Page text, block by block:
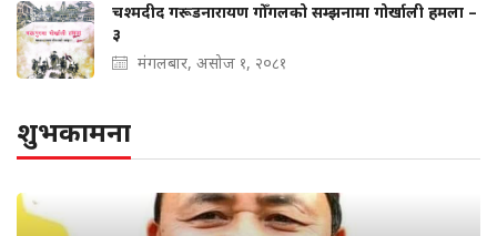
चश्मदीद गरूडनारायण गोँगलको सम्झनामा गोर्खाली हमला –
३
मंगलबार, असोज १, २०८१
शुभकामना